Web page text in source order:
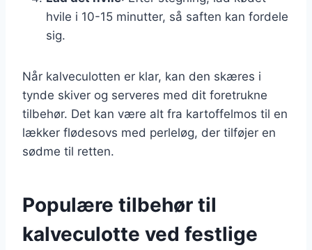
hvile i 10-15 minutter, så saften kan fordele
sig.
Når kalveculotten er klar, kan den skæres i
tynde skiver og serveres med dit foretrukne
tilbehør. Det kan være alt fra kartoffelmos til en
lækker flødesovs med perleløg, der tilføjer en
sødme til retten.
Populære tilbehør til
kalveculotte ved festlige